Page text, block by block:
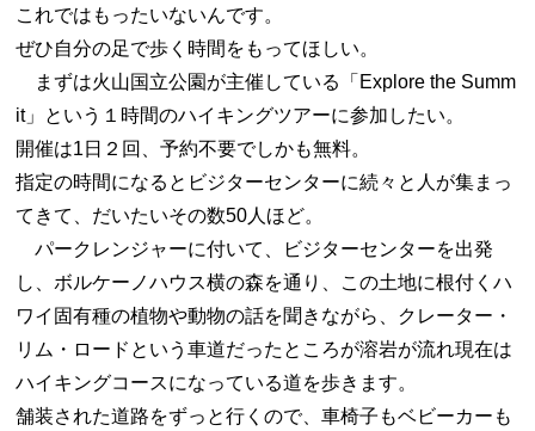
これではもったいないんです。
ぜひ自分の足で歩く時間をもってほしい。
まずは火山国立公園が主催している「Explore the Summ
it」という１時間のハイキングツアーに参加したい。
開催は1日２回、予約不要でしかも無料。
指定の時間になるとビジターセンターに続々と人が集まっ
てきて、だいたいその数50人ほど。
パークレンジャーに付いて、ビジターセンターを出発
し、ボルケーノハウス横の森を通り、この土地に根付くハ
ワイ固有種の植物や動物の話を聞きながら、クレーター・
リム・ロードという車道だったところが溶岩が流れ現在は
ハイキングコースになっている道を歩きます。
舗装された道路をずっと行くので、車椅子もベビーカーも